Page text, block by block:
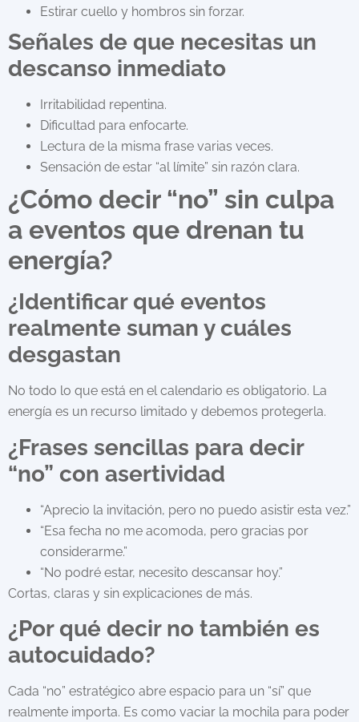
Estirar cuello y hombros sin forzar.
Señales de que necesitas un
descanso inmediato
Irritabilidad repentina.
Dificultad para enfocarte.
Lectura de la misma frase varias veces.
Sensación de estar “al límite” sin razón clara.
¿Cómo decir “no” sin culpa
a eventos que drenan tu
energía?
¿Identificar qué eventos
realmente suman y cuáles
desgastan
No todo lo que está en el calendario es obligatorio. La
energía es un recurso limitado y debemos protegerla.
¿Frases sencillas para decir
“no” con asertividad
“Aprecio la invitación, pero no puedo asistir esta vez.”
“Esa fecha no me acomoda, pero gracias por
considerarme.”
“No podré estar, necesito descansar hoy.”
Cortas, claras y sin explicaciones de más.
¿Por qué decir no también es
autocuidado?
Cada “no” estratégico abre espacio para un “sí” que
realmente importa. Es como vaciar la mochila para poder